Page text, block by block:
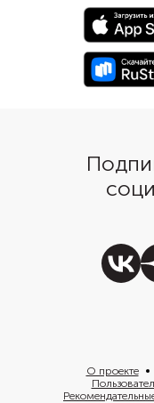
сохранился внутри,
блюдо покрылось
О проекте